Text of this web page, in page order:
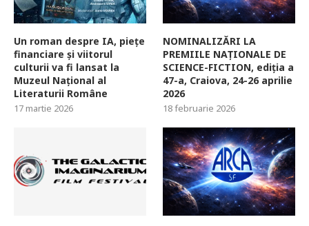
Un roman despre IA, piețe
financiare și viitorul
culturii va fi lansat la
Muzeul Național al
Literaturii Române
17 martie 2026
NOMINALIZĂRI LA
PREMIILE NAȚIONALE DE
SCIENCE-FICTION, ediția a
47-a, Craiova, 24-26 aprilie
2026
18 februarie 2026